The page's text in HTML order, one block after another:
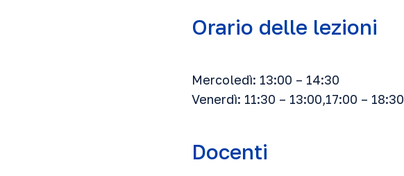
Orario delle lezioni
Mercoledì: 13:00 – 14:30
Venerdì: 11:30 – 13:00,17:00 – 18:30
Docenti